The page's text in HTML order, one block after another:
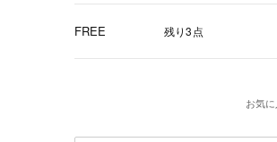
FREE 残り3点
お気